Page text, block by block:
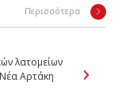
Περισσότερα
λατομείων
Αρτάκη